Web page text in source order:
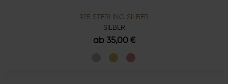
925 STERLING SILBER
SILBER
ab 35,00 €